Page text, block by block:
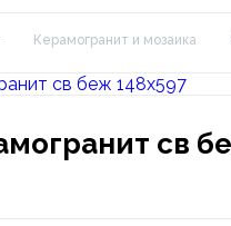
Керамогранит и мозаика
св